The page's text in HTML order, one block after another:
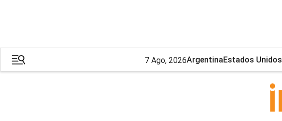
7 Ago, 2026ArgentinaEstados Unidos